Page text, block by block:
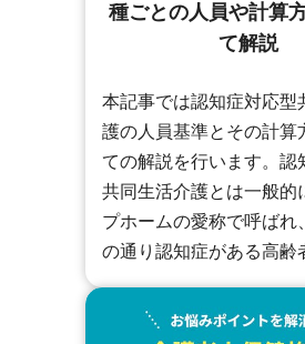
種ごとの人員や計算
て解説
本記事では認知症対応型
護の人員基準とその計算
ての解説を行います。認
共同生活介護とは一般的
プホームの愛称で呼ばれ
の通り認知症がある高齢
た入居型の介護施設です
施設が多く、１事業所あ